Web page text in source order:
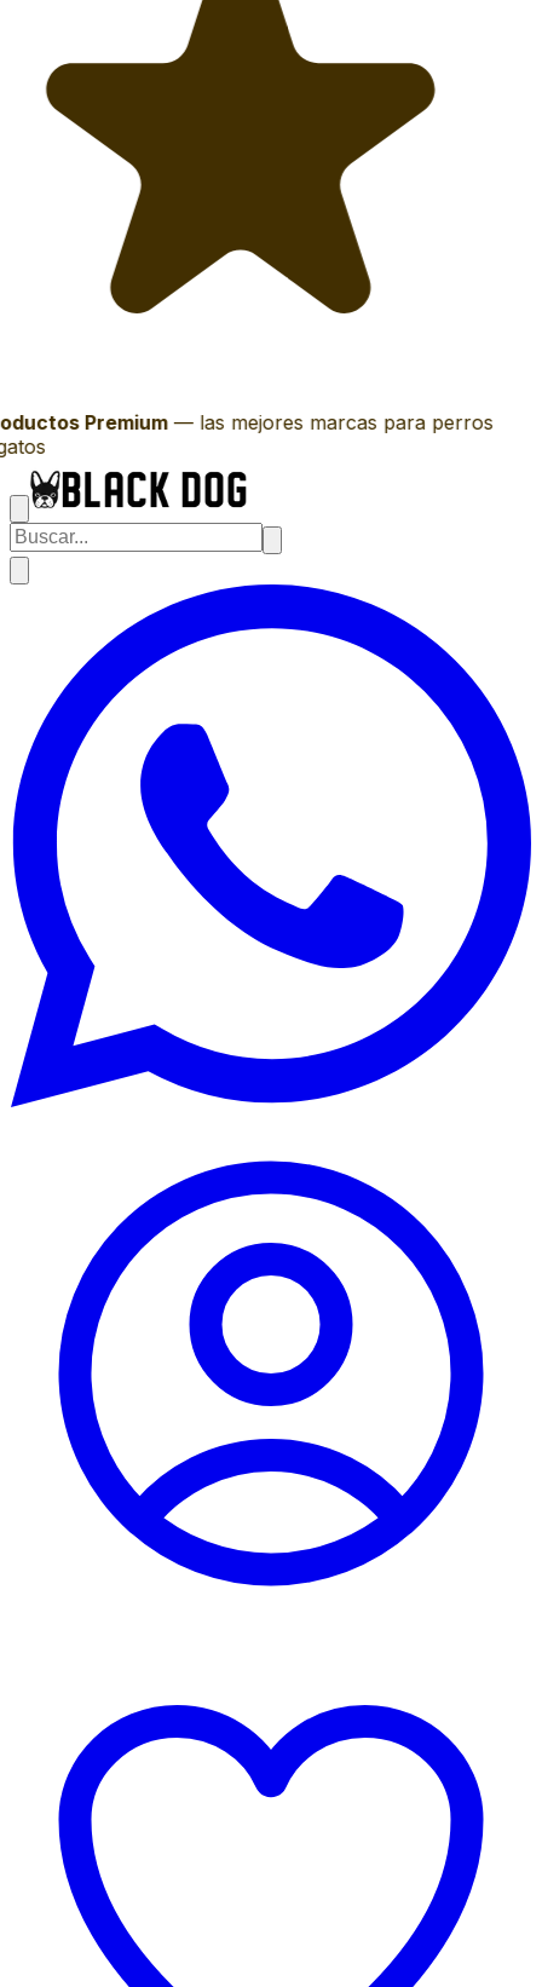
Premium— las mejores marcas para perros